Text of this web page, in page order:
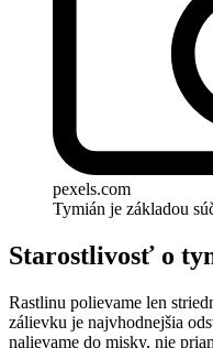
pexels.com
Tymián je základou
Starostlivosť o
Rastlinu polievame len
zálievku je najvhodnejšia
nalievame do misky, nie